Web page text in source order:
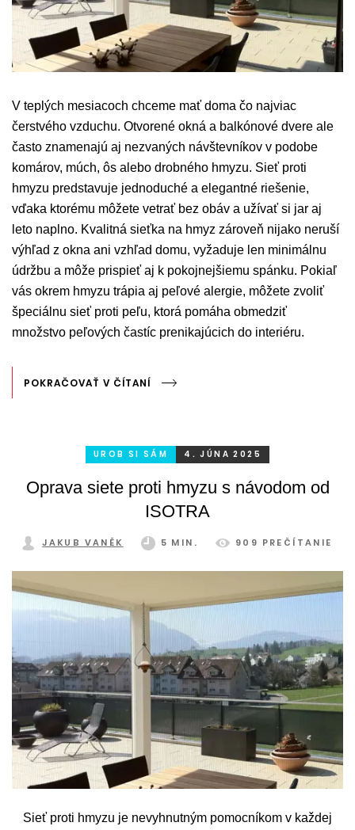
V teplých mesiacoch chceme mať doma čo najviac
čerstvého vzduchu. Otvorené okná a balkónové dvere ale
často znamenajú aj nezvaných návštevníkov v podobe
komárov, múch, ôs alebo drobného hmyzu. Sieť proti
hmyzu predstavuje jednoduché a elegantné riešenie,
vďaka ktorému môžete vetrať bez obáv a užívať si jar aj
leto naplno. Kvalitná sieťka na hmyz zároveň nijako neruší
výhľad z okna ani vzhľad domu, vyžaduje len minimálnu
údržbu a môže prispieť aj k pokojnejšiemu spánku. Pokiaľ
vás okrem hmyzu trápia aj peľové alergie, môžete zvoliť
špeciálnu sieť proti peľu, ktorá pomáha obmedziť
množstvo peľových častíc prenikajúcich do interiéru.
POKRAČOVAŤ V ČÍTANÍ
UROB SI SÁM 4. JÚNA 2025
Oprava siete proti hmyzu s návodom od
ISOTRA
JAKUB VANĚK 5 MIN. 909 PREČÍTANIE
Sieť proti hmyzu je nevyhnutným pomocníkom v každej